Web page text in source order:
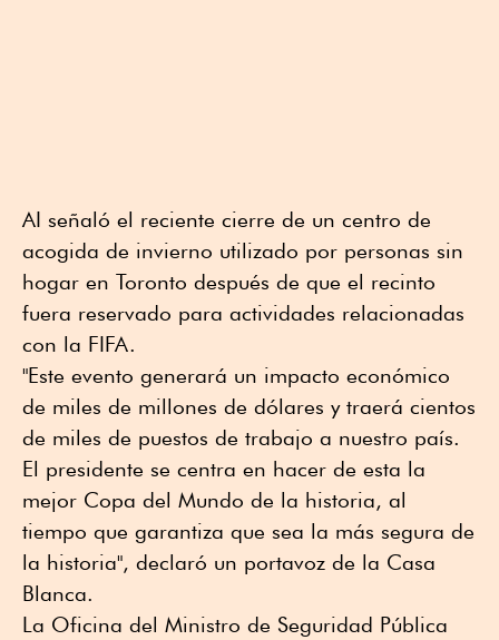
AI señaló el reciente cierre de un centro de
acogida de invierno utilizado por personas sin
hogar en Toronto después de que el recinto
fuera reservado para actividades relacionadas
con la FIFA.
"Este evento generará un impacto económico
de miles de millones de dólares y traerá cientos
de miles de puestos de trabajo a nuestro país.
El presidente se centra en hacer de esta la
mejor Copa del Mundo de la historia, al
tiempo que garantiza que sea la más segura de
la historia", declaró un portavoz de la Casa
Blanca.
La Oficina del Ministro de Seguridad Pública